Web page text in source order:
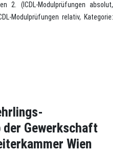
2. (ICDL-Modulprüfungen absolut,
Modulprüfungen relativ, Kategorie:
Gewerkschaft
Wien